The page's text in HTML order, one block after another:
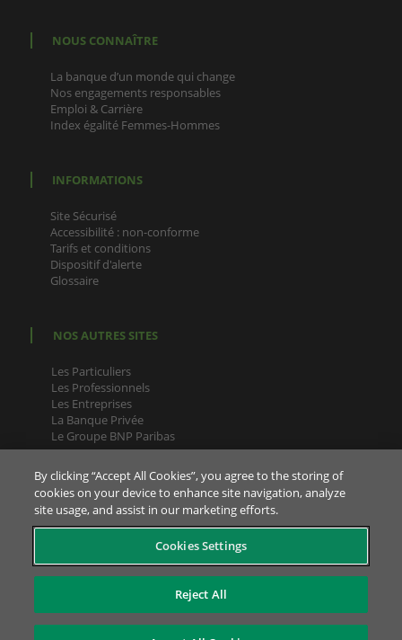
NOUS CONNAÎTRE
La banque d’un monde qui change
Nos engagements responsables
Emploi & Carrière
Index égalité Femmes-Hommes
INFORMATIONS
Site Sécurisé
Accessibilité : non-conforme
Tarifs et conditions
Dispositif d'alerte
Glossaire
NOS AUTRES SITES
Les Particuliers
Les Professionnels
Les Entreprises
La Banque Privée
Le Groupe BNP Paribas
Pour la bonne exécution de vos contrats, et en cas de
réclamations/contestations, votre Conseiller est joignable sur
sa ligne directe (appel non surtaxé). Si vous ne disposez plus
de son numéro de téléphone direct, envoyez-lui un message
par votre messagerie sécurisée, il vous le donnera à nouveau
en retour.
By clicking “Accept All Cookies”, you agree to the storing of
cookies on your device to enhance site navigation, analyze
site usage, and assist in our marketing efforts.
Cookies Settings
Reject All